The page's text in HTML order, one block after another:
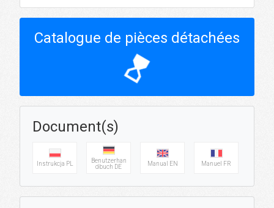
Catalogue de pièces détachées
hourglass_top
Document(s)
Instrukcja PL
Benutzerhan
dbuch DE
Manual EN Manuel FR